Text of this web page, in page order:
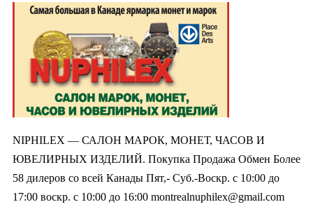
NIPHILEX — САЛОН МАРОК, МОНЕТ, ЧАСОВ И
ЮВЕЛИРНЫХ ИЗДЕЛИЙ. Покупка Продажа Обмен Более
58 дилеров со всей Канады Пят,- Суб.-Воскр. с 10:00 до
17:00 воcкр. c 10:00 до 16:00 montrealnuphilex@gmail.com